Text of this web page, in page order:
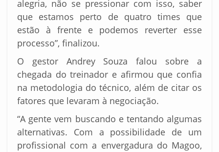
alegria, não se pressionar com isso, saber
que estamos perto de quatro times que
estão à frente e podemos reverter esse
processo”, finalizou.
O gestor Andrey Souza falou sobre a
chegada do treinador e afirmou que confia
na metodologia do técnico, além de citar os
fatores que levaram à negociação.
“A gente vem buscando e tentando algumas
alternativas. Com a possibilidade de um
profissional com a envergadura do Magoo,